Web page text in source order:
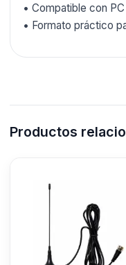
• Compatible con
• Formato práctico
Productos